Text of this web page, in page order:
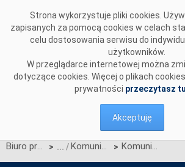
Strona wykorzystuje pliki cookies.
zapisanych za pomocą cookies w celach
celu dostosowania serwisu do
użytkowników.
W przeglądarce internetowej można
dotyczące cookies. Więcej o plikach
prywatności przeczytasz
Akceptuję
Biuro prasowe > Komunikaty OSP > Komunikat dotyczący wprowadzenia stopni zasilania z dnia 28 sierpnia 2015 r. z godz. 7:55